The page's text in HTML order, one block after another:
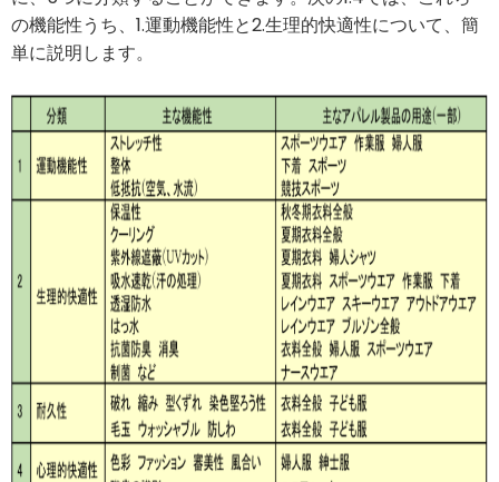
の機能性うち、1.運動機能性と2.生理的快適性について、簡
単に説明します。